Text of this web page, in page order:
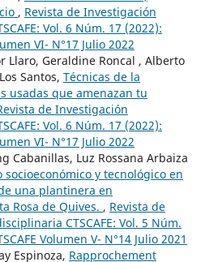
, Revista de Investigación
Vol. 6 Núm. 17 (2022):
VI- N°17 Julio 2022
Llaro, Geraldine Roncal , Alberto
Santos, Técnicas de la
usadas que amenazan tu
de Investigación
Vol. 6 Núm. 17 (2022):
VI- N°17 Julio 2022
Cabanillas, Luz Rossana Arbaiza
socioeconómico y tecnológico en
una plantinera en
Rosa de Quives. , Revista de
CTSCAFE: Vol. 5 Núm.
Volumen V- N°14 Julio 2021
Espinoza, Rapprochement